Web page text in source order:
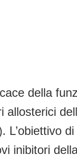
della
allosterici
L’obiettivo
inibitori